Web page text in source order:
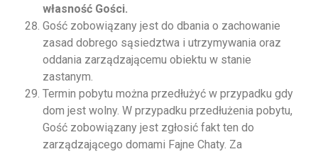
własność Gości.
Gość zobowiązany jest do dbania o zachowanie
zasad dobrego sąsiedztwa i utrzymywania oraz
oddania zarządzającemu obiektu w stanie
zastanym.
Termin pobytu można przedłużyć w przypadku gdy
dom jest wolny. W przypadku przedłużenia pobytu,
Gość zobowiązany jest zgłosić fakt ten do
zarządzającego domami Fajne Chaty. Za